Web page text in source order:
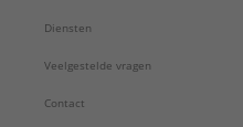
Diensten
Veelgestelde vragen
Contact